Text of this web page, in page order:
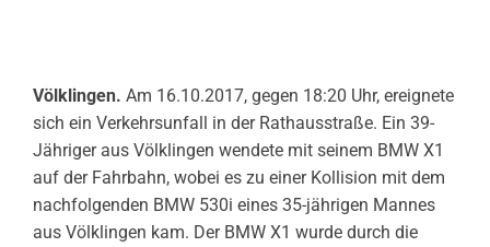
Völklingen. Am 16.10.2017, gegen 18:20 Uhr, ereignete
sich ein Verkehrsunfall in der Rathausstraße. Ein 39-
Jähriger aus Völklingen wendete mit seinem BMW X1
auf der Fahrbahn, wobei es zu einer Kollision mit dem
nachfolgenden BMW 530i eines 35-jährigen Mannes
aus Völklingen kam. Der BMW X1 wurde durch die